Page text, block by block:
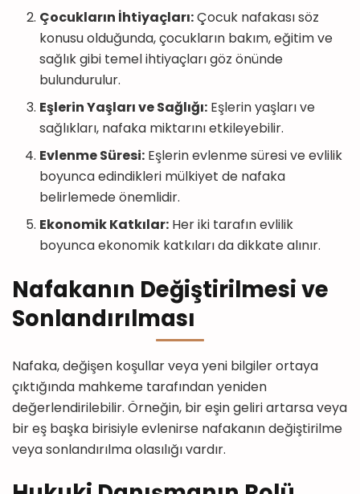
Çocukların İhtiyaçları:Çocuk nafakası söz
konusu olduğunda, çocukların bakım, eğitim ve
sağlık gibi temel ihtiyaçları göz önünde
bulundurulur.
Eşlerin Yaşları ve Sağlığı: Eşlerin yaşları ve
sağlıkları, nafaka miktarını etkileyebilir.
Evlenme Süresi: Eşlerin evlenme süresi ve evlilik
boyunca edindikleri mülkiyet de nafaka
belirlemede önemlidir.
Ekonomik Katkılar: Her iki tarafın evlilik
boyunca ekonomik katkıları da dikkate alınır.
Nafakanın Değiştirilmesi ve
Sonlandırılması
Nafaka, değişen koşullar veya yeni bilgiler ortaya
çıktığında mahkeme tarafından yeniden
değerlendirilebilir. Örneğin, bir eşin geliri artarsa veya
bir eş başka birisiyle evlenirse nafakanın değiştirilme
veya sonlandırılma olasılığı vardır.